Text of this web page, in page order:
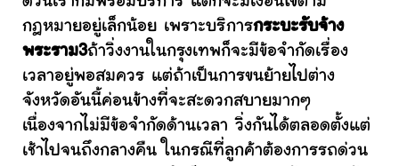
กฎหมายอยู่เล็กน้อย เพราะบริการกระบะรับจ้าง
พระราม3ถ้าวิ่งงานในกรุงเทพก็จะมีข้อจำกัดเรื่อง
เวลาอยู่พอสมควร แต่ถ้าเป็นการขนย้ายไปต่าง
จังหวัดอันนี้ค่อนข้างที่จะสะดวกสบายมากๆ
เนื่องจากไม่มีข้อจำกัดด้านเวลา วิ่งกันได้ตลอดตั้งแต่
เช้าไปจนถึงกลางคืน ในกรณีที่ลูกค้าต้องการรถด่วน